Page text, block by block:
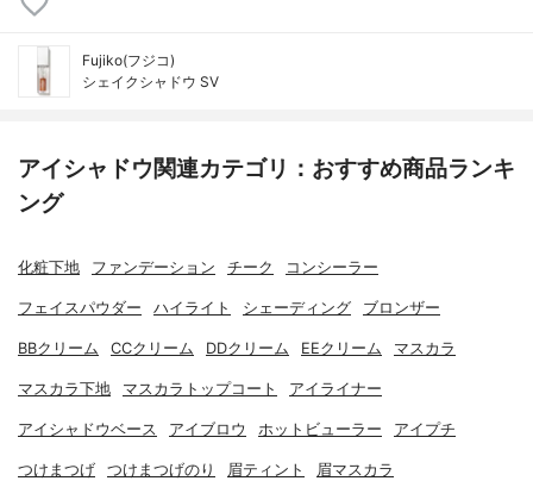
Fujiko(フジコ)
シェイクシャドウ SV
アイシャドウ関連カテゴリ：おすすめ商品ランキ
ング
化粧下地 ファンデーション チーク コンシーラー
フェイスパウダー ハイライト シェーディング ブロンザー
BBクリーム CCクリーム DDクリーム EEクリーム マスカラ
マスカラ下地 マスカラトップコート アイライナー
アイシャドウベース アイブロウ ホットビューラー アイプチ
つけまつげ つけまつげのり 眉ティント 眉マスカラ